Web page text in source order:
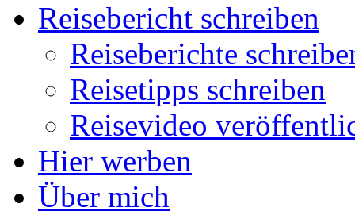
Reisebericht schreiben
Reiseberichte
Reisetipps schreiben
Reisevideo
Hier werben
Über mich